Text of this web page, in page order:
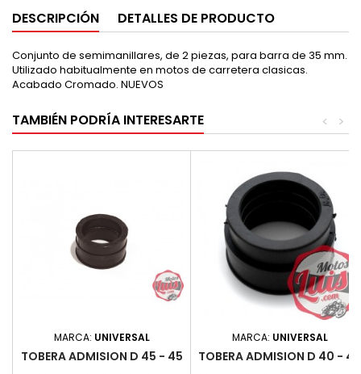
DESCRIPCIÓN DETALLES DE PRODUCTO
Conjunto de semimanillares, de 2 piezas, para barra de 35 mm.
Utilizado habitualmente en motos de carretera clasicas.
Acabado Cromado. NUEVOS
TAMBIÉN PODRÍA INTERESARTE >
<
MARCA: UNIVERSAL
TOBERA ADMISION D 45 - 45
MARCA: UNIVERSAL
TOBERA ADMISION D 40 - 45